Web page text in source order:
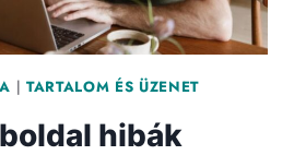
| TARTALOM ÉS ÜZENET
hibák